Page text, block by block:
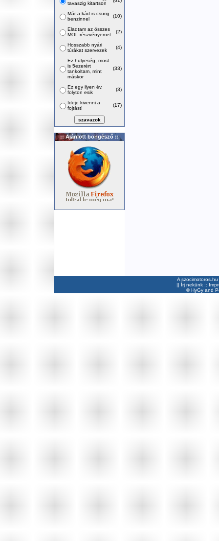
tavaszig kitartson
Már a kád is csurig
benzinnel
(10)
Eladtam az összes
MOL részvényemet
(2)
Hosszabb nyári
túrákat szervezek
(4)
Ez hülyeség, most
is 5ezerért
tankoltam, mint
máskor
(33)
Ez egy ilyen év,
folyton esik
(3)
Ideje kivenni a
fojtást!
(17)
:: Ajánlott böngésző ::
A
|| Írj nekünk ::
©HyGyand